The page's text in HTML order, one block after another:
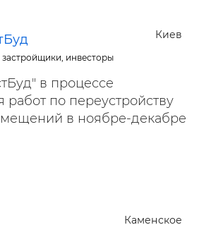
Киев
инвесторы
в процессе
работ по переустройству
в ноябре-декабре
Каменское